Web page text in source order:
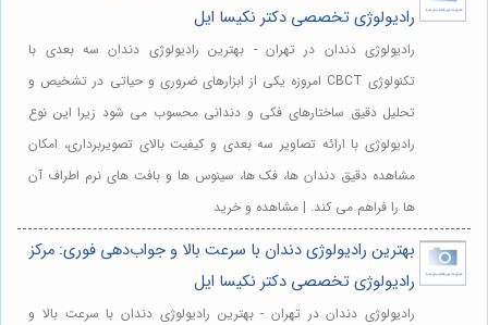
رادیولوژی تخصصی دکتر نکیسا ایل
رادیولوژی دندان در تهران - بهترین رادیولوژی دندان سه بعدی با
تکنولوژی CBCT امروزه یکی از ابزارهای ضروری و حیاتی در تشخیص و
تحلیل دقیق ساختارهای فکی و دندانی محسوب می شود زیرا این نوع
رادیولوژی با ارائه تصاویر سه بعدی و کیفیت بالای تصویربرداری، امکان
مشاهده دقیق دندان ها، فک ها، سینوس ها و بافت های نرم اطراف آن
ها را فراهم می کند. | مشاهده و خرید
بهترین رادیولوژی دندان با سرعت بالا و جواب‌دهی فوری: مرکز
رادیولوژی تخصصی دکتر نکیسا ایل
رادیولوژی دندان در تهران - بهترین رادیولوژی دندان با سرعت بالا و